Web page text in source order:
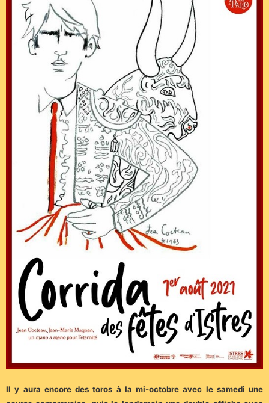
Il y aura encore des toros à la mi-octobre avec le samedi une